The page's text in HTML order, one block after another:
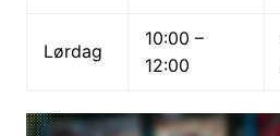
Lørdag
10:00 –
12:00